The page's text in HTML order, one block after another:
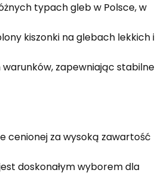
typach gleb w Polsce, w
kiszonki na glebach lekkich i
zapewniając stabilne
cenionej za wysoką zawartość
doskonałym wyborem dla